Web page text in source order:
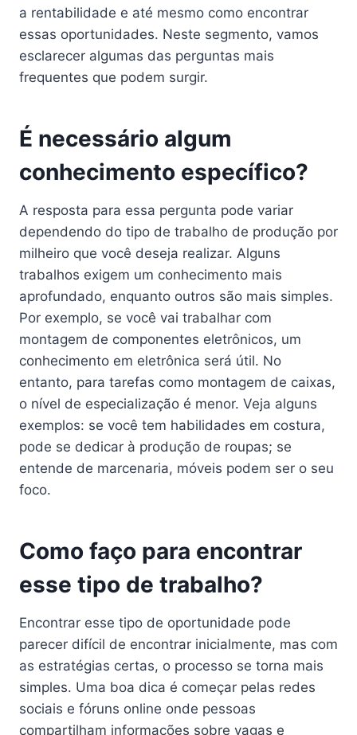
a rentabilidade e até mesmo como encontrar
essas oportunidades. Neste segmento, vamos
esclarecer algumas das perguntas mais
frequentes que podem surgir.
É necessário algum
conhecimento específico?
A resposta para essa pergunta pode variar
dependendo do tipo de trabalho de produção por
milheiro que você deseja realizar. Alguns
trabalhos exigem um conhecimento mais
aprofundado, enquanto outros são mais simples.
Por exemplo, se você vai trabalhar com
montagem de componentes eletrônicos, um
conhecimento em eletrônica será útil. No
entanto, para tarefas como montagem de caixas,
o nível de especialização é menor. Veja alguns
exemplos: se você tem habilidades em costura,
pode se dedicar à produção de roupas; se
entende de marcenaria, móveis podem ser o seu
foco.
Como faço para encontrar
esse tipo de trabalho?
Encontrar esse tipo de oportunidade pode
parecer difícil de encontrar inicialmente, mas com
as estratégias certas, o processo se torna mais
simples. Uma boa dica é começar pelas redes
sociais e fóruns online onde pessoas
compartilham informações sobre vagas e